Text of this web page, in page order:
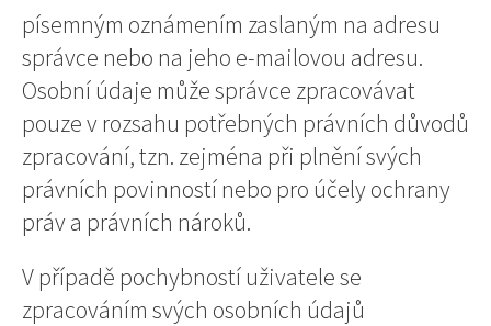
písemným oznámením zaslaným na adresu
správce nebo na jeho e-mailovou adresu.
Osobní údaje může správce zpracovávat
pouze v rozsahu potřebných právních důvodů
zpracování, tzn. zejména při plnění svých
právních povinností nebo pro účely ochrany
práv a právních nároků.
V případě pochybností uživatele se
zpracováním svých osobních údajů